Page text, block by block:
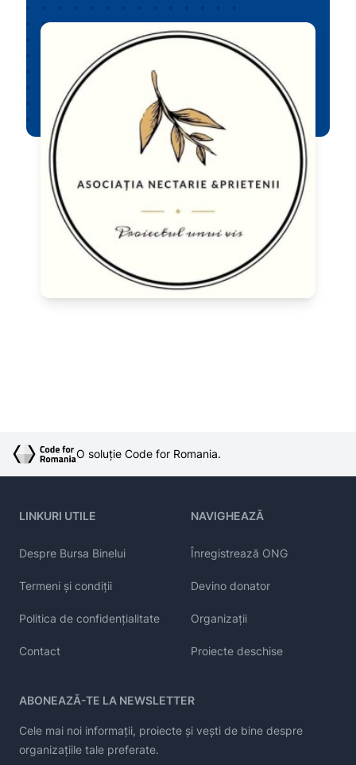
O soluție Code for Romania.
LINKURI UTILE
Despre Bursa Binelui
Termeni și condiții
Politica de confidențialitate
Contact
NAVIGHEAZĂ
Înregistrează ONG
Devino donator
Organizații
Proiecte deschise
ABONEAZĂ-TE LA NEWSLETTER
Cele mai noi informații, proiecte și vești de bine despre
organizațiile tale preferate.